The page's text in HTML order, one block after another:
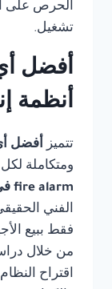
الحرص على
تشغيل.
أفضل
أنظمة
تتميز أفضل
ومتكاملة
fire alarm في مصر
الفني
فقط ببيع
من خلال
اقتراح